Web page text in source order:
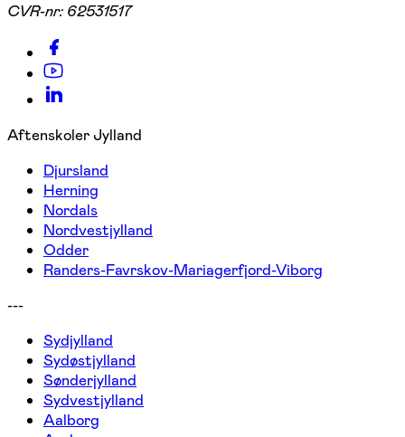
CVR-nr: 62531517
Aftenskoler Jylland
Djursland
Herning
Nordals
Nordvestjylland
Odder
Randers-Favrskov-Mariagerfjord-Viborg
---
Sydjylland
Sydøstjylland
Sønderjylland
Sydvestjylland
Aalborg